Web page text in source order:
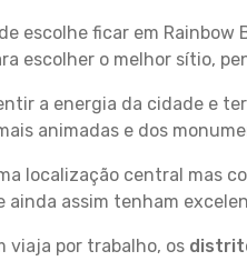
escolhe ficar em
escolher o melhor sítio,
a energia da cidade e
animadas e dos
localização central mas
ainda assim tenham
viaja por trabalho, os